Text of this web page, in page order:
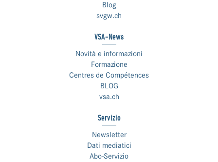
Blog
svgw.ch
VSA-News
Novità e informazioni
Formazione
Centres de Compétences
BLOG
vsa.ch
Servizio
Newsletter
Dati mediatici
Abo-Servizio